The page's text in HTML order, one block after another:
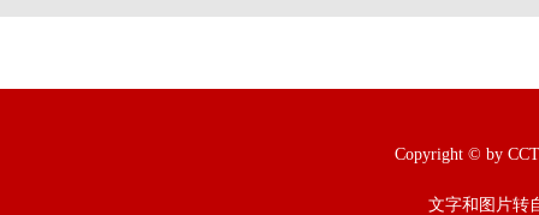
Copyright © by
文字和图片转